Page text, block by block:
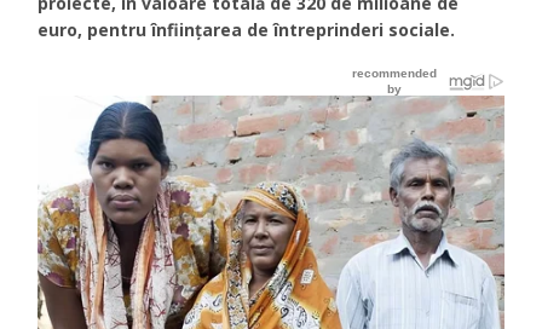
euro, pentru înfiinţarea de întreprinderi sociale.